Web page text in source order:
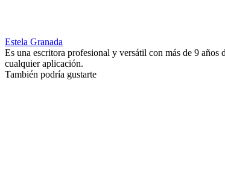
Estela Granada
Es una escritora profesional y versátil con más de 9
cualquier aplicación.
También podría gustarte